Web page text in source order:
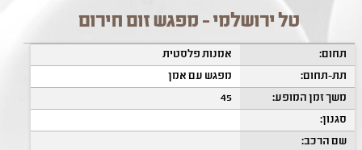
טל ירושלמי - מפגש זום חירום
תחום:
אמנות פלסטית
תת-תחום:
מפגש עם אמן
משך זמן המופע:
45
סגנון:
שם הרכב: